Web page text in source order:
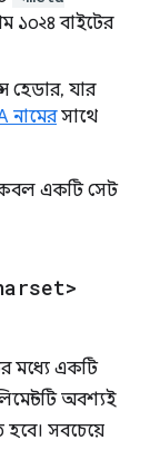
১০২৪ বাইটের
হেডার, যার
নামেরসাথে
একটি সেট
মধ্যে একটি
অবশ্যই
হবে। সবচেয়ে